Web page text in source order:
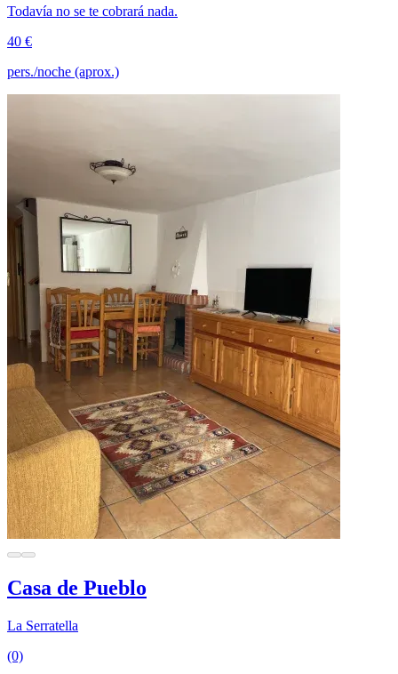
Todavía no se te cobrará nada.
40 €
pers./noche (aprox.)
Casa de Pueblo
La Serratella
(0)